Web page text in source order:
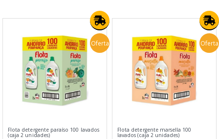
Oferta
Flota detergente paraíso 100 lavados
(caja 2 unidades)
Oferta
Flota detergente marsella 100
lavados (caja 2 unidades)